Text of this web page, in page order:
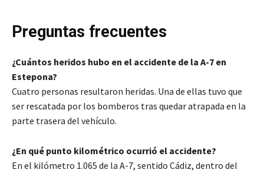
Preguntas frecuentes
¿Cuántos heridos hubo en el accidente de la A-7 en
Estepona?
Cuatro personas resultaron heridas. Una de ellas tuvo que
ser rescatada por los bomberos tras quedar atrapada en la
parte trasera del vehículo.
¿En qué punto kilométrico ocurrió el accidente?
En el kilómetro 1.065 de la A-7, sentido Cádiz, dentro del